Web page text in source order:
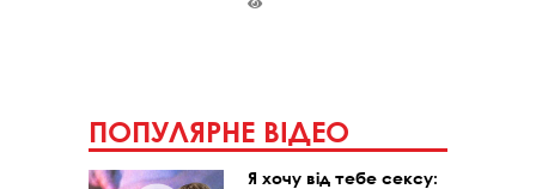
ПОПУЛЯРНЕ ВІДЕО
Я хочу від тебе сексу: